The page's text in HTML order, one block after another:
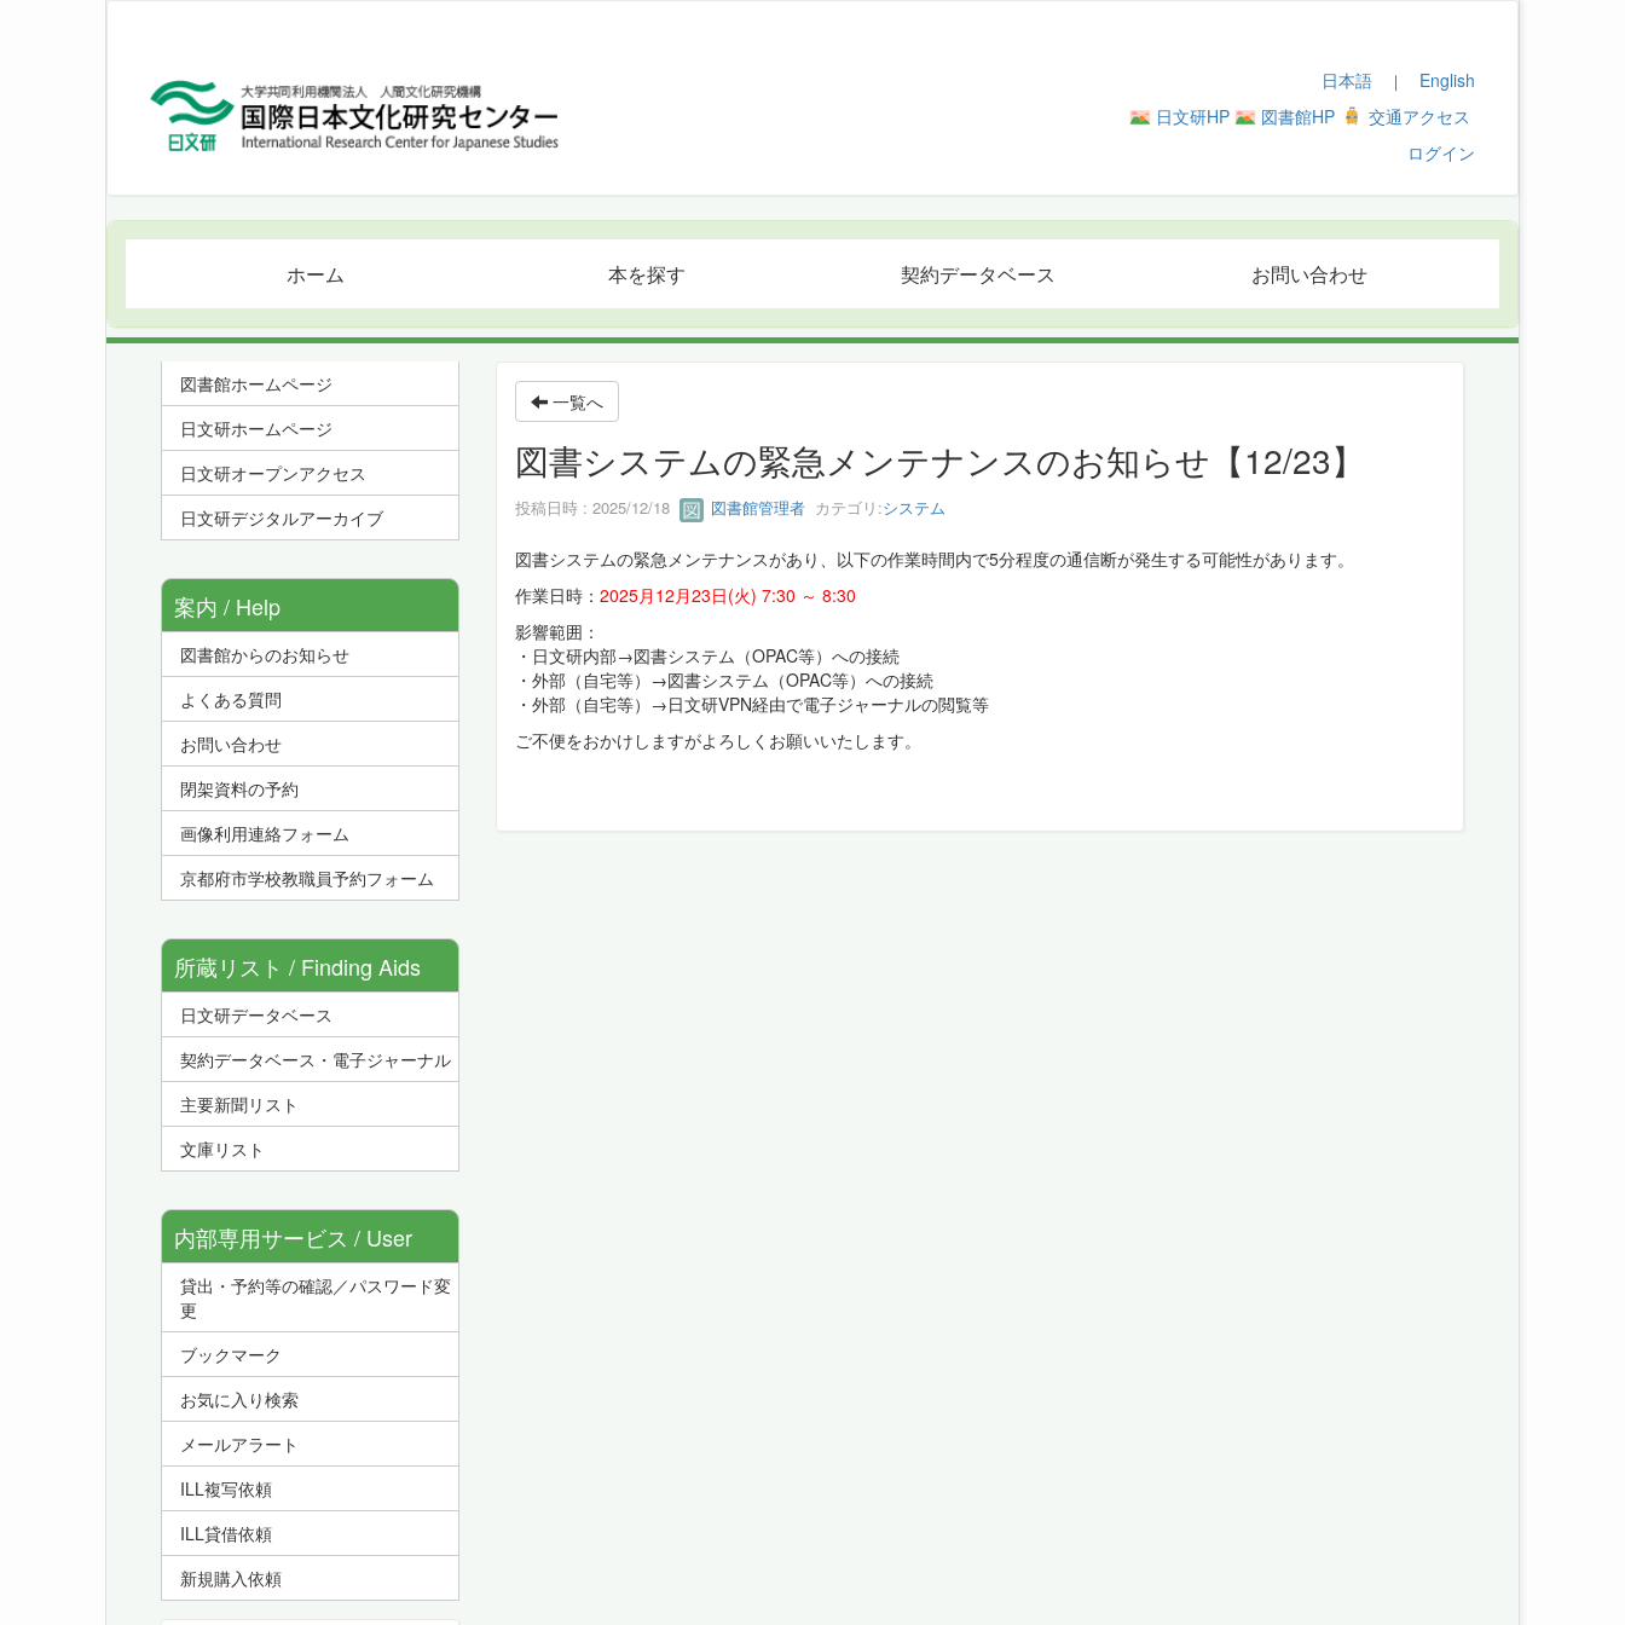
日本語｜ English
日文研HP
図書館HP
交通アクセス
ログイン
ホーム 本を探す 契約データベース お問い合わせ
一覧へ
図書システムの緊急メンテナンスのお知らせ【12/23】
投稿日時 : 2025/12/18 図書館管理者 カテゴリ:システム
図書システムの緊急メンテナンスがあり、以下の作業時間内で5分程度の通信断が発生する可能性があります。
作業日時： 2025月12月23日(火) 7:30 ～ 8:30
影響範囲：
・日文研内部→図書システム（OPAC等）への接続
・外部（自宅等）→図書システム（OPAC等）への接続
・外部（自宅等）→日文研VPN経由で電子ジャーナルの閲覧等
ご不便をおかけしますがよろしくお願いいたします。
図書館ホームページ
日文研ホームページ
日文研オープンアクセス
日文研デジタルアーカイブ
案内 / Help
図書館からのお知らせ
よくある質問
お問い合わせ
閉架資料の予約
画像利用連絡フォーム
京都府市学校教職員予約フォーム
所蔵リスト / Finding Aids
日文研データベース
契約データベース・電子ジャーナル
主要新聞リスト
文庫リスト
内部専用サービス / User
Service
貸出・予約等の確認／パスワード変
更
ブックマーク
お気に入り検索
メールアラート
ILL複写依頼
ILL貸借依頼
新規購入依頼